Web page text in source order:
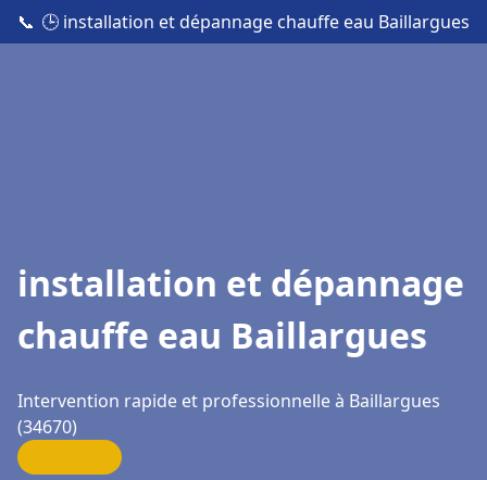
📞 🕒 installation et dépannage chauffe eau Baillargues
installation et dépannage
chauffe eau Baillargues
Intervention rapide et professionnelle à Baillargues
(34670)